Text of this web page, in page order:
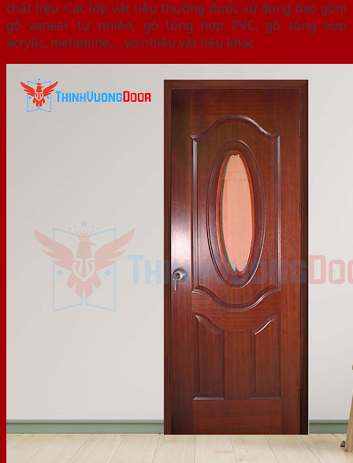
chất liệu. Các lớp vật liệu thường được sử dụng bao gồm
gỗ veneer tự nhiên, gỗ tổng hợp PVC, gỗ tổng hợp
acrylic, melamine,… và nhiều vật liệu khác.